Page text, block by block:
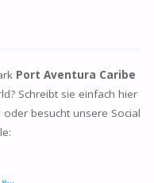
Port Aventura Caribe
Schreibt sie einfach hier
besucht unsere Social